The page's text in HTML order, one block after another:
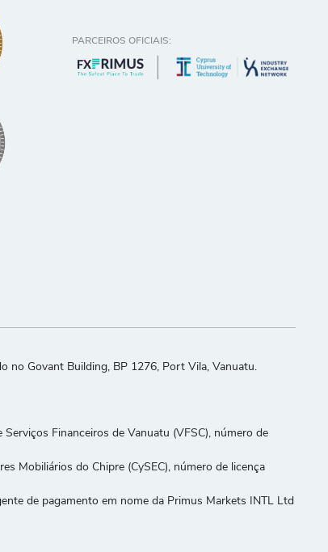
PARCEIROS OFICIAIS:
no Govant Building, BP 1276, Port Vila, Vanuatu.
Financeiros de Vanuatu (VFSC), número de
Mobiliários do Chipre (CySEC), número de licença
de pagamento em nome da Primus Markets INTL Ltd